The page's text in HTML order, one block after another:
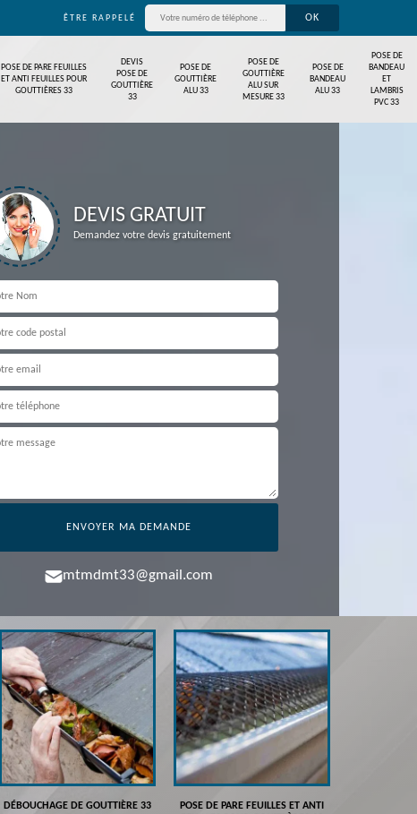
ÊTRE RAPPELÉ
POSE DE PARE FEUILLES
ET ANTI FEUILLES POUR
GOUTTIÈRES 33
DEVIS
POSE DE
GOUTTIÈRE
33
POSE DE
GOUTTIÈRE
ALU 33
POSE DE
GOUTTIÈRE
ALU SUR
MESURE 33
POSE DE
BANDEAU
ALU 33
POSE DE
BANDEAU
ET
LAMBRIS
PVC 33
DEVIS GRATUIT
Demandez votre devis gratuitement
mtmdmt33@gmail.com
DÉBOUCHAGE DE GOUTTIÈRE 33
POSE DE PARE FEUILLES ET ANTI